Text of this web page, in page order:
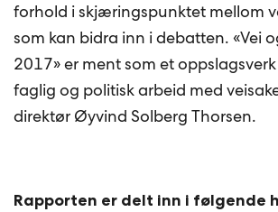
forhold i skjæringspunktet mellom
som kan bidra inn i debatten. «Vei
2017» er ment som et
faglig og politisk arbeid med
direktør Øyvind Solberg Thorsen.
Rapporten er delt inn i følgende